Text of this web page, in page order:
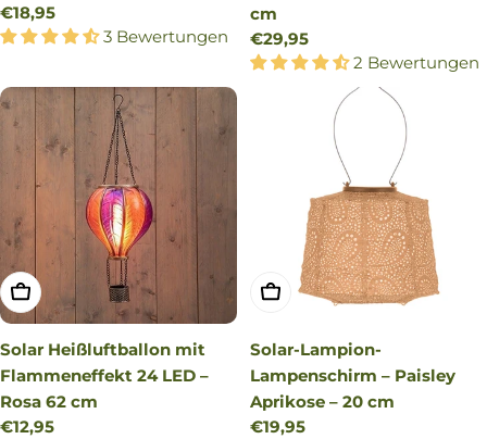
Regulärer
Preis
€18,95
3 Bewertungen
cm
Regulärer
Preis
€29,95
2 Bewertungen
IN DEN WARENKORB LEGEN
Solar Heißluftballon mit
Flammeneffekt 24 LED –
Rosa 62 cm
Regulärer
€12,95
IN DEN WARENKORB
Solar-Lampion-
Lampenschirm – Paisley
Aprikose – 20 cm
Regulärer
€19,95